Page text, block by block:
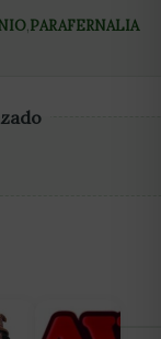
,PARAFERNALIA